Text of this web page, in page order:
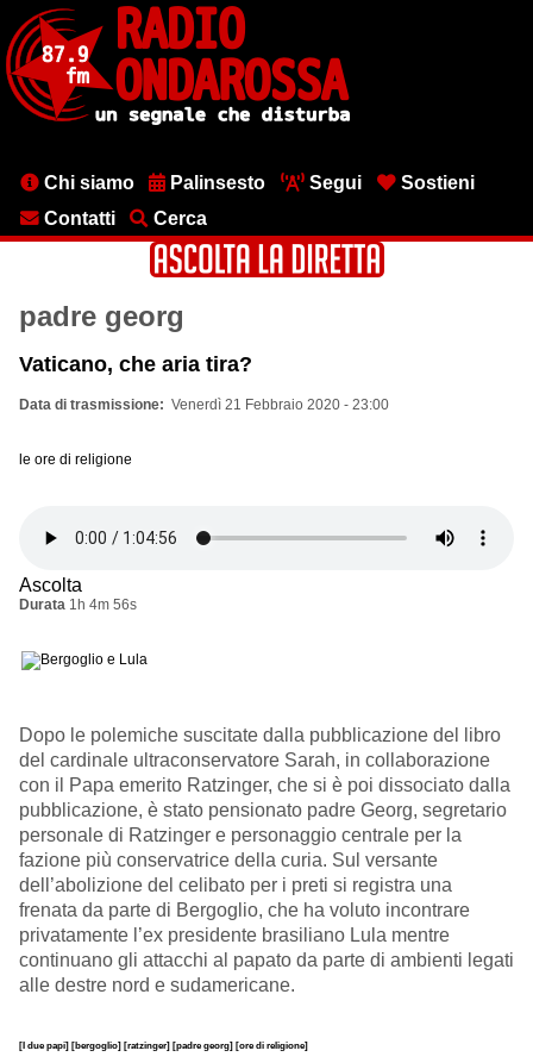
contenuto
principale
MenuChi siamo Palinsesto Segui
Sostieni
Contatti
Cerca
padre georg
Vaticano, che aria tira?
Data di trasmissione Venerdì 21 Febbraio 2020 - 23:00
le ore di religione
Ascolta
Durata 1h 4m 56s
Dopo le polemiche suscitate dalla pubblicazione del libro
del cardinale ultraconservatore Sarah, in collaborazione
con il Papa emerito Ratzinger, che si è poi dissociato dalla
pubblicazione, è stato pensionato padre Georg, segretario
personale di Ratzinger e personaggio centrale per la
fazione più conservatrice della curia. Sul versante
dell’abolizione del celibato per i preti si registra una
frenata da parte di Bergoglio, che ha voluto incontrare
privatamente l’ex presidente brasiliano Lula mentre
continuano gli attacchi al papato da parte di ambienti legati
alle destre nord e sudamericane.
[I due papi] [bergoglio] [ratzinger] [padre georg] [ore di religione]